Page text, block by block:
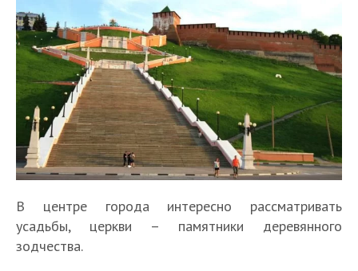
В центре города интересно рассматривать
усадьбы, церкви – памятники деревянного
зодчества.